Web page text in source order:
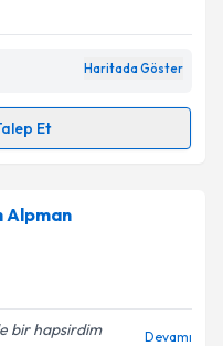
verilerimin belirtilen
ediyorum.
Haritada Göster
Et
için randevu takvimi
randevu almanız
e-posta ile
Alpman
bir hapsirdim
Devamı